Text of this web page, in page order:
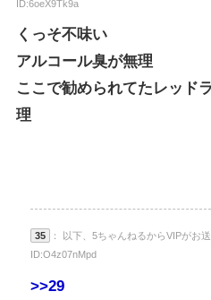
ID:6oeX9Tk9a
くっそ不味い
アルコール臭が無理
ここで勧められてたレッド
理
35
： 以下、5ちゃんねるからVIPがお
ID:O4z07nMpd
>>29